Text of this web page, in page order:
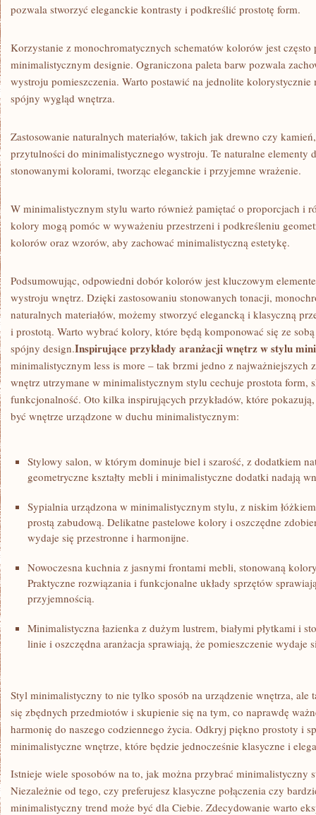
pozwala stworzyć⁢ eleganckie kontrasty ⁤i podkreślić prostotę form.
Korzystanie ‍z‍ monochromatycznych schematów ⁣kolorów jest często⁤
minimalistycznym designie. Ograniczona paleta barw ‌pozwala
⁢wystroju pomieszczenia. Warto postawić ‌na jednolite
spójny ⁣wygląd wnętrza.
Zastosowanie naturalnych materiałów, takich ⁢jak⁢ drewno‍ czy
przytulności do minimalistycznego wystroju. Te ⁢naturalne elementy
stonowanymi kolorami, tworząc eleganckie i przyjemne wrażenie.
W minimalistycznym stylu warto również​ pamiętać o proporcjach i
kolory mogą⁢ pomóc w‌ wyważeniu przestrzeni ​i ‌podkreśleniu
kolorów ⁢oraz wzorów, aby zachować minimalistyczną estetykę.
Podsumowując, odpowiedni dobór kolorów jest ⁢kluczowym
wystroju ​wnętrz. Dzięki ‌zastosowaniu stonowanych ‍tonacji,
naturalnych materiałów, możemy stworzyć elegancką i klasyczną
​i⁣ prostotą. Warto wybrać ​kolory, które będą komponować się ze
spójny design.Inspirujące⁣ przykłady aranżacji wnętrz w stylu
minimalistycznym less is more – tak brzmi ‌jedno z najważniejszych
wnętrz​ utrzymane w minimalistycznym​ stylu cechuje prostota form,
funkcjonalność. Oto kilka ‍inspirujących przykładów, które
być wnętrze ⁣urządzone w duchu minimalistycznym:
Stylowy ⁤salon, w którym dominuje biel‍ i szarość, z dodatkiem
geometryczne kształty⁢ mebli i minimalistyczne ⁤dodatki nadają
Sypialnia urządzona w minimalistycznym stylu, ‍z niskim
prostą zabudową. Delikatne pastelowe kolory i ​oszczędne
wydaje się⁣ przestronne‌ i harmonijne.
Nowoczesna kuchnia z jasnymi frontami mebli, stonowaną⁣
Praktyczne rozwiązania‍ i funkcjonalne układy sprzętów
przyjemnością.
Minimalistyczna łazienka z​ dużym ⁣lustrem, białymi płytkami i
linie i oszczędna aranżacja sprawiają, że pomieszczenie wydaje
Styl minimalistyczny to nie tylko sposób na urządzenie⁣ wnętrza, ale
się‌ zbędnych przedmiotów i skupienie się na‌ tym, co naprawdę
⁢harmonię do naszego ⁣codziennego życia. Odkryj ⁣piękno⁤ prostoty i
minimalistyczne wnętrze, ​które będzie ‍jednocześnie klasyczne i⁤
Istnieje wiele sposobów na to, jak można przybrać minimalistyczny
‌Niezależnie od tego, ⁢czy preferujesz klasyczne połączenia czy
minimalistyczny trend może być dla Ciebie. Zdecydowanie warto